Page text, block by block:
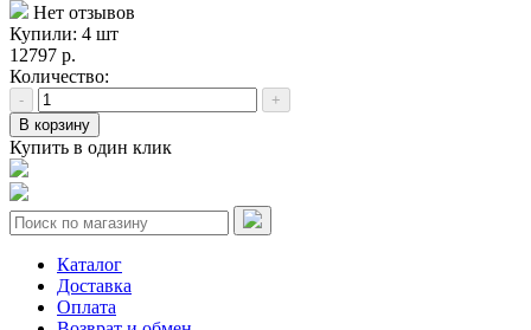
Нет отзывов
Купили: 4 шт
12797 р.
Количество:
-
+
В корзину
Купить в один клик
Каталог
Доставка
Оплата